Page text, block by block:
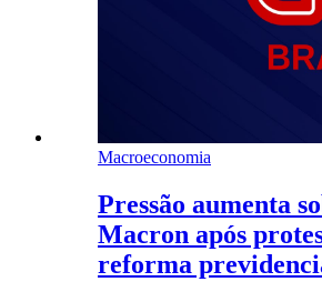
Macroeconomia
Pressão aumenta
Macron após
reforma